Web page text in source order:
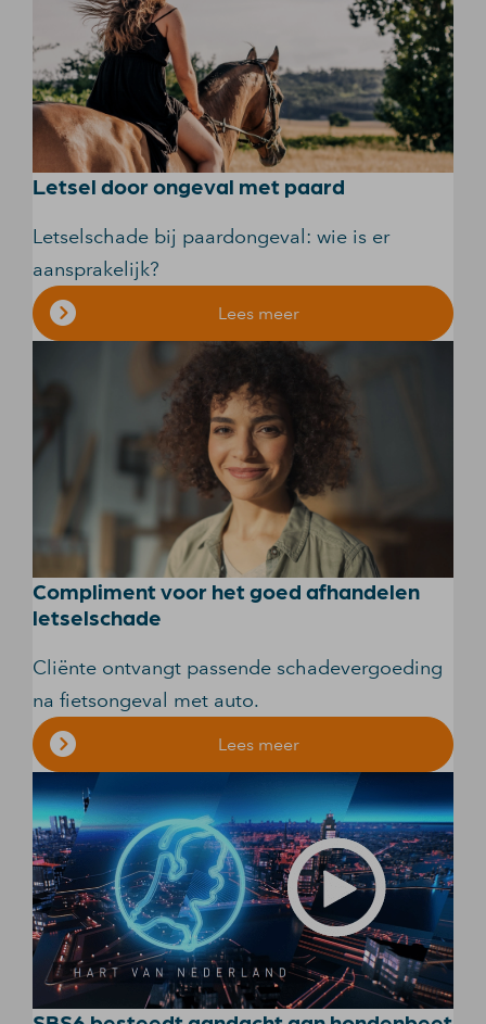
Letsel door ongeval met paard
Letselschade bij paardongeval: wie is er
aansprakelijk?
Lees meer
Compliment voor het goed afhandelen
letselschade
Cliënte ontvangt passende schadevergoeding
na fietsongeval met auto.
Lees meer